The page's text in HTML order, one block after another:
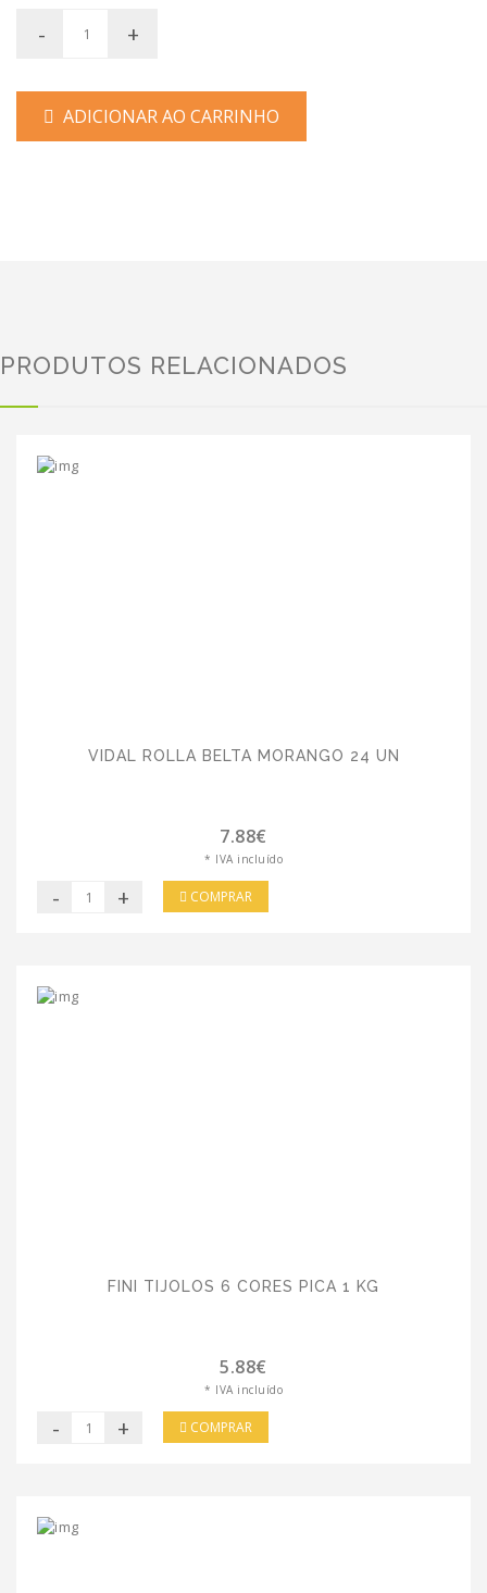
- +
ADICIONAR AO CARRINHO
PRODUTOS RELACIONADOS
VIDAL ROLLA BELTA MORANGO 24 UN
7.88€
* IVA incluído
- + COMPRAR
FINI TIJOLOS 6 CORES PICA 1 KG
5.88€
* IVA incluído
- + COMPRAR